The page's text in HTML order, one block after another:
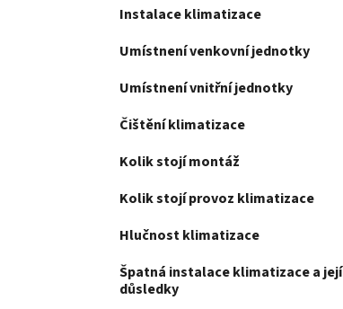
Instalace klimatizace
Umístnení venkovní jednotky
Umístnení vnitřní jednotky
Čištění klimatizace
Kolik stojí montáž
Kolik stojí provoz klimatizace
Hlučnost klimatizace
Špatná instalace klimatizace a její
důsledky